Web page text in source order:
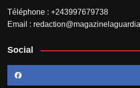
Téléphone : +243997679738
Email :
Social